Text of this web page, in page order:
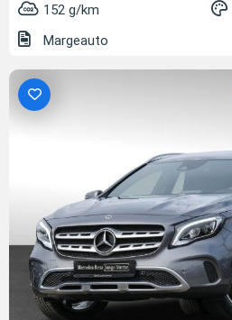
152 g/km
Margeauto